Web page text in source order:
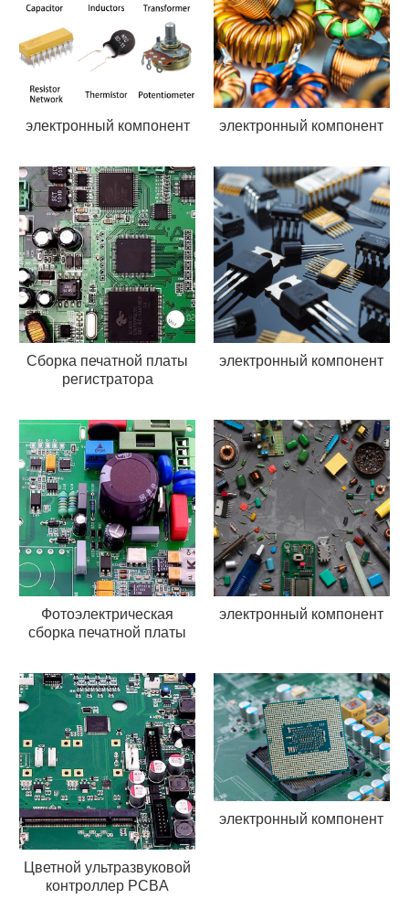
электронный компонент электронный компонент
Сборка печатной платы
регистратора
электронный компонент
Фотоэлектрическая
сборка печатной платы
электронный компонент
Цветной ультразвуковой
контроллер PCBA
электронный компонент